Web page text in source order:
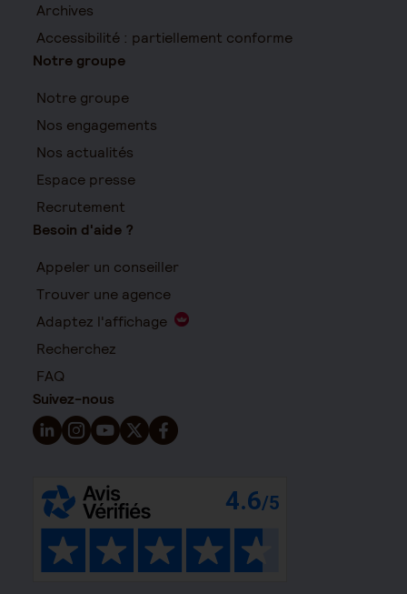
Archives
Accessibilité : partiellement conforme
Notre groupe
Notre groupe
Nos engagements
Nos actualités
Espace presse
Recrutement
Besoin d'aide ?
Appeler un conseiller
Trouver une agence
Adaptez l'affichage
Recherchez
FAQ
Suivez-nous
Suivez-nous sur LinkedIn - Nouvelle fenêtre
Suivez-nous sur Instagram - Nouvelle fenêtre
Suivez-nous sur YouTube - Nouvelle fenêtre
Suivez-nous sur X - Nouvelle fenêtre
Suivez-nous sur Facebook - Nouvelle